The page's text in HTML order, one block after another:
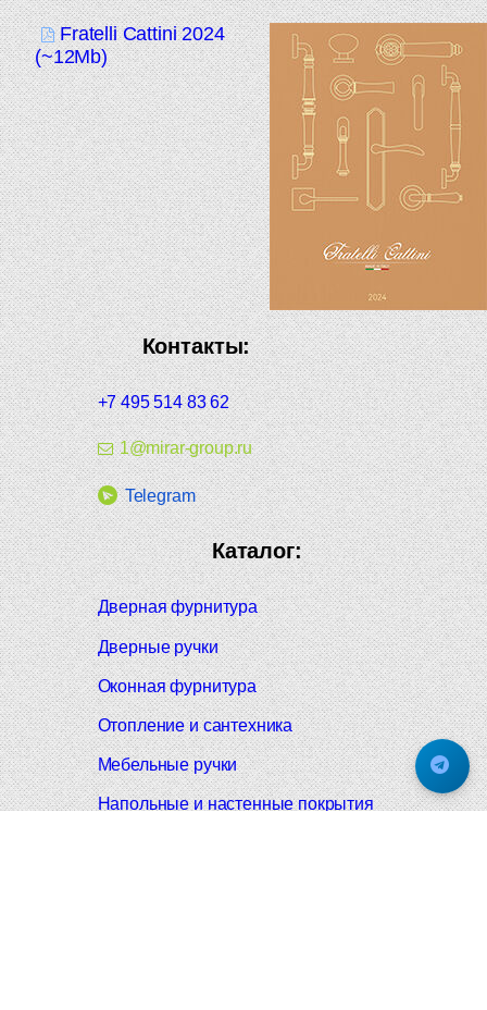
Fratelli Cattini 2024
(~12Mb)
Контакты:
+7 495 514 83 62
1@mirar-group.ru
Telegram
Каталог:
Дверная фурнитура
Дверные ручки
Оконная фурнитура
Отопление и сантехника
Мебельные ручки
Напольные и настенные покрытия